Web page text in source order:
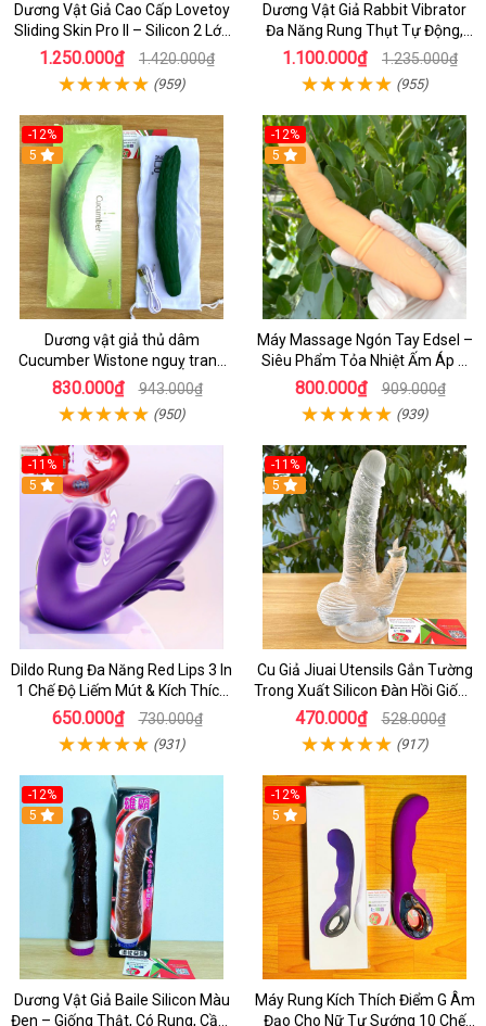
Dương Vật Giả Cao Cấp Lovetoy
Sliding Skin Pro II – Silicon 2 Lớp
Mềm Mịn, Rung Đa Tần Từ Xa
1.250.000₫ 1.420.000₫
(959)
Dương Vật Giả Rabbit Vibrator
Đa Năng Rung Thụt Tự Động,
Phát Nhiệt Ấm Nóng Kích Thích
1.100.000₫ 1.235.000₫
(955)
-12%
5
Dương vật giả thủ dâm
Cucumber Wistone nguỵ trang
hình quả dưa Leo
830.000₫ 943.000₫
(950)
-12%
5
Máy Massage Ngón Tay Edsel –
Siêu Phẩm Tỏa Nhiệt Ấm Áp &
Rung Móc Thăng Hoa
800.000₫ 909.000₫
(939)
-11%
5
Dildo Rung Đa Năng Red Lips 3 In
1 Chế Độ Liếm Mút & Kích Thích
Điểm G
650.000₫ 730.000₫
(931)
-11%
5
Cu Giả Jiuai Utensils Gắn Tường
Trong Xuất Silicon Đàn Hồi Giống
Thật
470.000₫ 528.000₫
(917)
-12%
5
Dương Vật Giả Baile Silicon Màu
Đen – Giống Thật, Có Rung, Cầm
-12%
5
Máy Rung Kích Thích Điểm G Âm
Đạo Cho Nữ Tự Sướng 10 Chế